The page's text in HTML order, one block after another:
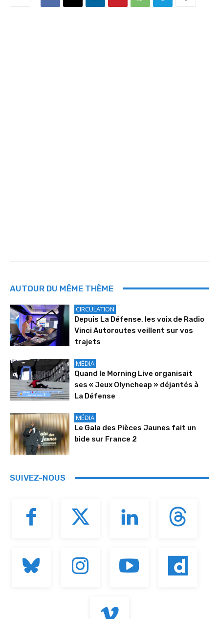
AUTOUR DU MÊME THÈME
CIRCULATION
Depuis La Défense, les voix de Radio
Vinci Autoroutes veillent sur vos
trajets
MÉDIA
Quand le Morning Live organisait
ses « Jeux Olyncheap » déjantés à
La Défense
MÉDIA
Le Gala des Pièces Jaunes fait un
bide sur France 2
SUIVEZ-NOUS